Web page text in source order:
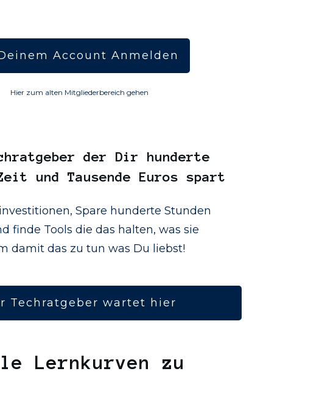
Account Anmelden
Hier zum alten Mitgliederbereich gehen
der Dir hunderte
und Tausende Euros spart
Spare hunderte Stunden
finde Tools die das halten, was sie
damit das zu tun was Du liebst!
Techratgeber wartet hier
Lernkurven zu